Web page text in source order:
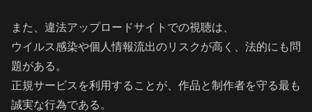
また、違法アップロードサイトでの視聴は、
ウイルス感染や個人情報流出のリスクが高く、法的にも問
題がある。
正規サービスを利用することが、作品と制作者を守る最も
誠実な行為である。